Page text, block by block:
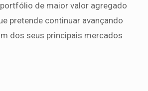
de maior valor agregado
pretende continuar avançando
dos seus principais mercados